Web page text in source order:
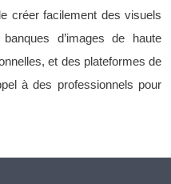
créer facilement des visuels
d’images de haute
et des plateformes de
à des professionnels pour